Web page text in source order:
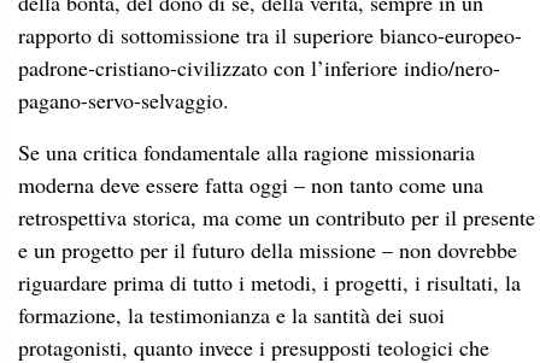
rapporto di sottomissione tra il superiore bianco-europeo-
padrone-cristiano-civilizzato con l’inferiore indio/nero-
pagano-servo-selvaggio.
Se una critica fondamentale alla ragione missionaria
moderna deve essere fatta oggi – non tanto come una
retrospettiva storica, ma come un contributo per il presente
e un progetto per il futuro della missione – non dovrebbe
riguardare prima di tutto i metodi, i progetti, i risultati, la
formazione, la testimonianza e la santità dei suoi
protagonisti, quanto invece i presupposti teologici che